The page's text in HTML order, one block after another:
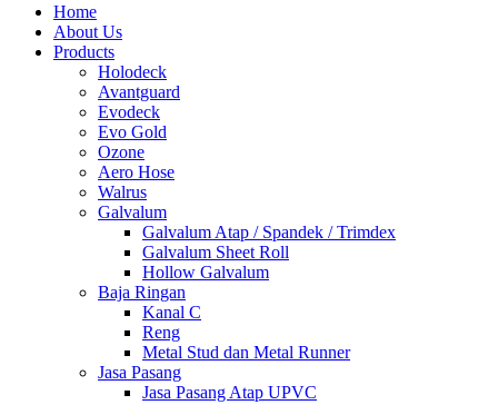
Home
About Us
Products
Holodeck
Avantguard
Evodeck
Evo Gold
Ozone
Aero Hose
Walrus
Galvalum
Galvalum Atap / Spandek / Trimdex
Galvalum Sheet Roll
Hollow Galvalum
Baja Ringan
Kanal C
Reng
Metal Stud dan Metal Runner
Jasa Pasang
Jasa Pasang Atap UPVC